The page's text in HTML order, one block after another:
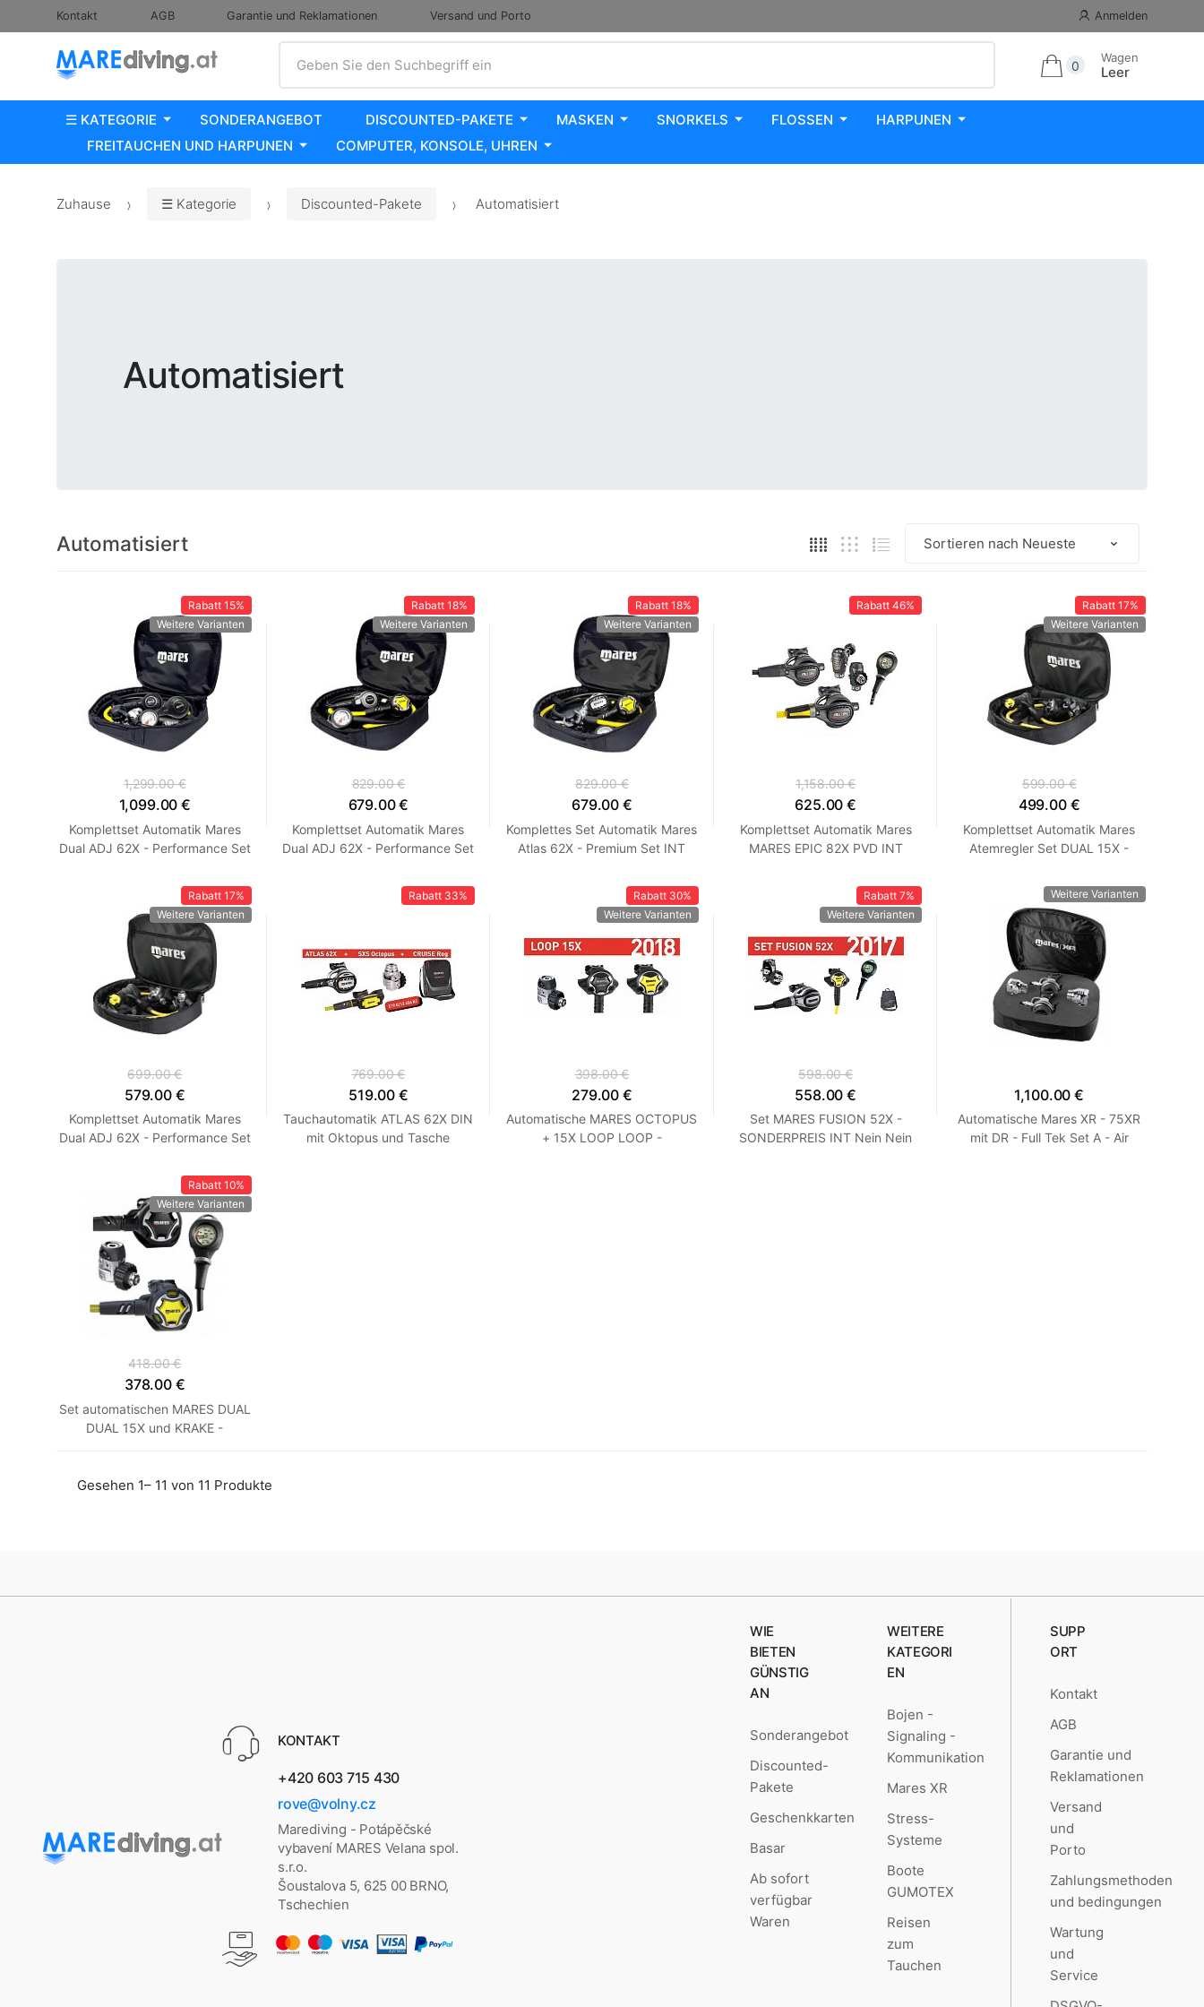
Kontakt AGB Garantie und Reklamationen Versand und Porto Anmelden
Geben Sie den Suchbegriff ein
0
Wagen
Leer
☰ KATEGORIE SONDERANGEBOT DISCOUNTED-PAKETE MASKEN SNORKELS FLOSSEN
HARPUNEN
FREITAUCHEN UND HARPUNEN
COMPUTER, KONSOLE, UHREN
Zuhause ☰ Kategorie Discounted-Pakete Automatisiert
Automatisiert
Automatisiert
Rabatt 15%
Weitere Varianten
1,299.00 €
1,099.00 €
Komplettset Automatik Mares
Dual ADJ 62X - Performance Set
Rabatt18%
Weitere Varianten
829.00 €
679.00 €
Komplettset Automatik Mares
Dual ADJ 62X - Performance Set
Rabatt 18%
Weitere Varianten
829.00 €
679.00 €
Komplettes Set Automatik Mares
Atlas 62X - Premium Set INT
Rabatt46%
1,158.00 €
625.00 €
Komplettset Automatik Mares
MARES EPIC 82X PVD INT
Rabatt 17%
Weitere Varianten
599.00 €
499.00 €
Komplettset Automatik Mares
Atemregler Set DUAL 15X -
Rabatt 17%
Weitere Varianten
699.00 €
579.00 €
Komplettset Automatik Mares
Dual ADJ 62X - Performance Set
Rabatt 33%
769.00 €
519.00 €
Tauchautomatik ATLAS 62X DIN
mit Oktopus und Tasche
Rabatt 30%
Weitere Varianten
398.00 €
279.00 €
Automatische MARES OCTOPUS
+ 15X LOOP LOOP -
Rabatt7%
Weitere Varianten
598.00 €
558.00 €
Set MARES FUSION 52X -
SONDERPREIS INT Nein Nein
Weitere Varianten
1,100.00 €
Automatische Mares XR - 75XR
mit DR - Full Tek Set A - Air
Rabatt 10%
Weitere Varianten
418.00 €
378.00 €
Set automatischen MARES DUAL
DUAL 15X und KRAKE -
Gesehen 1– 11 von 11 Produkte
KONTAKT
+420 603 715 430
rove@volny.cz
Marediving - Potápěčské
vybavení MARES Velana spol.
s.r.o.
Šoustalova 5, 625 00 BRNO,
Tschechien
WIE
BIETEN
GÜNSTIG
AN
Sonderangebot
Discounted-
Pakete
Geschenkkarten
Basar
Ab sofort
verfügbar
Waren
WEITERE
KATEGORI
EN
Bojen -
Signaling -
Kommunikation
Mares XR
Stress-
Systeme
Boote
GUMOTEX
Reisen
zum
Tauchen
SUPP
ORT
Kontakt
AGB
Garantie und
Reklamationen
Versand
und
Porto
Zahlungsmethoden
und bedingungen
Wartung
und
Service